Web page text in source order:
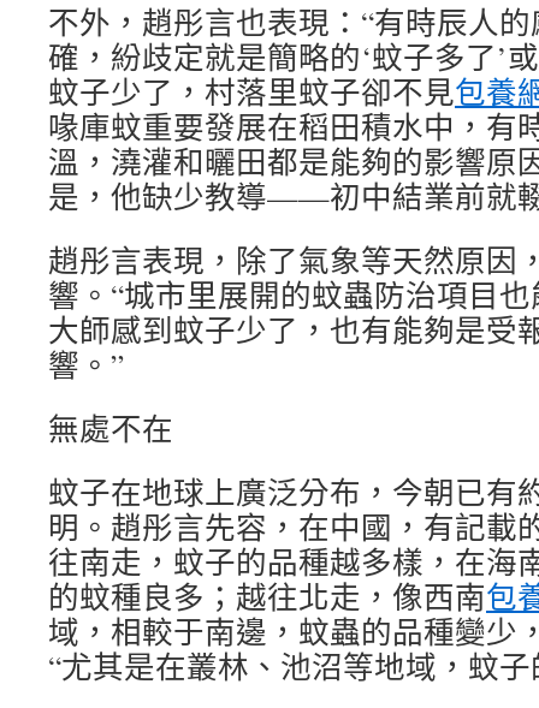
不外，趙彤言也表現：“有時辰人
確，紛歧定就是簡略的‘蚊子多了’
蚊子少了，村落里蚊子卻不見包養
喙庫蚊重要發展在稻田積水中，有
溫，澆灌和曬田都是能夠的影響原
是，他缺少教導——初中結業前就
趙彤言表現，除了氣象等天然原因
響。“城市里展開的蚊蟲防治項目
大師感到蚊子少了，也有能夠是受
響。”
無處不在
蚊子在地球上廣泛分布，今朝已有
明。趙彤言先容，在中國，有記載
往南走，蚊子的品種越多樣，在海
的蚊種良多；越往北走，像西南包
域，相較于南邊，蚊蟲的品種變少
“尤其是在叢林、池沼等地域，蚊